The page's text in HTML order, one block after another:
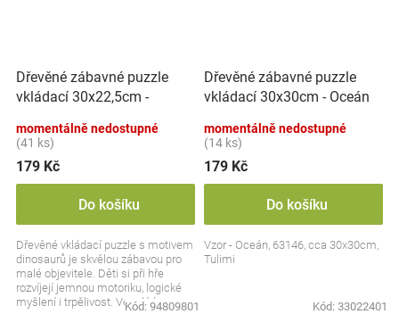
Dřevěné zábavné puzzle
vkládací 30x22,5cm -
momentálně nedostupné
(41 ks)
179 Kč
Do košíku
Dřevěné vkládací puzzle s motivem
dinosaurů je skvělou zábavou pro
malé objevitele. Děti si při hře
rozvíjejí jemnou motoriku, logické
myšlení i trpělivost. Veselé barvy a
Kód: 94809801
Dřevěné zábavné puzzle
vkládací 30x30cm - Oceán
momentálně nedostupné
(14 ks)
179 Kč
Do košíku
Vzor - Oceán, 63146, cca 30x30cm,
Tulimi
Kód: 33022401